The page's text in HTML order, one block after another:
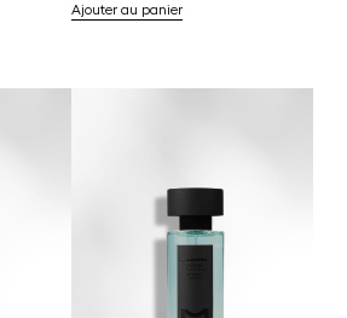
Ajouter au panier